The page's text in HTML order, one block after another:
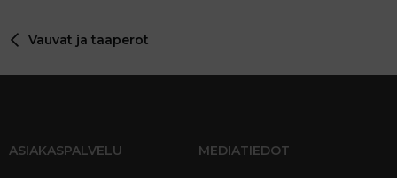
Vauvat ja taaperot
ASIAKASPALVELU MEDIATIEDOT